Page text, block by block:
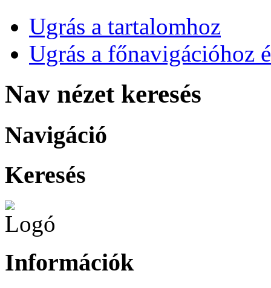
Ugrás a tartalomhoz
Ugrás a főnavigációhoz
Nav nézet keresés
Navigáció
Keresés
Információk